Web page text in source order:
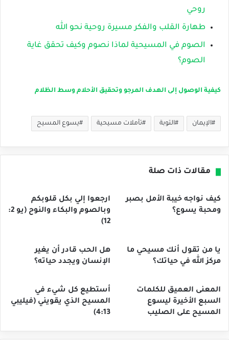
روحي
طهارة القلب والفكر مسيرة روحية نحو الله
الصوم في المسيحية لماذا نصوم وكيف تحقق غاية
الصوم؟
كيفية الوصول إلى الهدف المرجو وتحقيق الأحلام وسط الظلام
الإيمان التوبة تأملات مسيحية يسوع المسيح
مقالات ذات صلة
كيف نواجه خيبة الأمل بصبر
ومحبة يسوع؟
ارجعوا إلي بكل قلوبكم
وبالصوم والبكاء والنوح (يو 2:
12)
يا من تقول أنك مسيحي ما
مركز الله في حياتك؟
هل الحب قادر أن يغير
الإنسان ويجدد حياته؟
المعنى العميق للكلمات
السبع الأخيرة ليسوع
المسيح على الصليب
أستطيع كل شيء في
المسيح الذي يقويني (فيليبي
4:13)